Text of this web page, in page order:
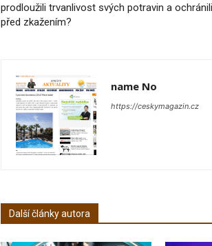
prodloužili trvanlivost svých potravin a
před zkažením?
name No
https://ceskymagazin.cz
Další články autora